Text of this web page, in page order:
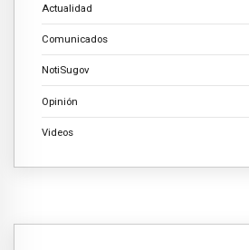
Actualidad
Comunicados
NotiSugov
Opinión
Videos